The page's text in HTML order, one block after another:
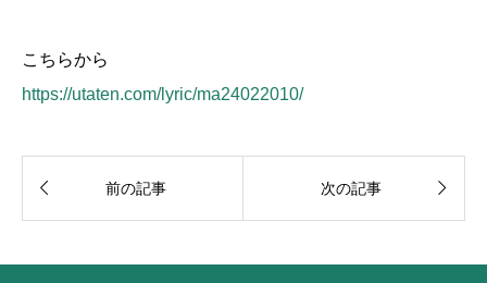
こちらから
https://utaten.com/lyric/ma24022010/
 前の記事 次の記事 